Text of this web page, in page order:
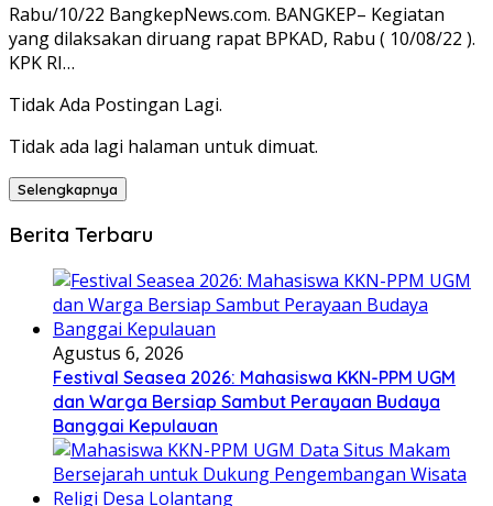
Rabu/10/22 BangkepNews.com. BANGKEP– Kegiatan
yang dilaksakan diruang rapat BPKAD, Rabu ( 10/08/22 ).
KPK RI…
Tidak Ada Postingan Lagi.
Tidak ada lagi halaman untuk dimuat.
Selengkapnya
Berita Terbaru
Agustus 6, 2026
Festival Seasea 2026: Mahasiswa KKN-PPM UGM
dan Warga Bersiap Sambut Perayaan Budaya
Banggai Kepulauan